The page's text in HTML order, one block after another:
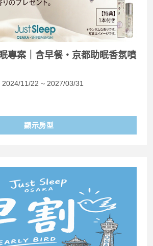
專案｜含早餐・京都助眠香氛噴
11/22 ~ 2027/03/31
顯示房型